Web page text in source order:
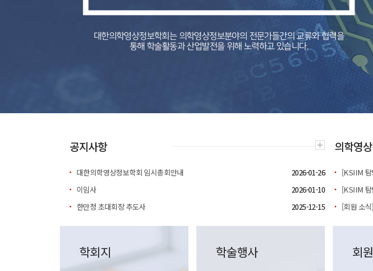
대한의학영상정보학회는 의학영상정보분야의 전문가들간의 교류와 협력을
통해 학술활동과 산업발전을 위해 노력하고 있습니다.
공지사항
대한의학영상정보학회 임시총회안내
2026-01-26
이임사
2026-01-10
한만청 초대회장 추도사
2025-12-15
의학영
[KSIIM 탐
[KSIIM
학회지 학술행사 회